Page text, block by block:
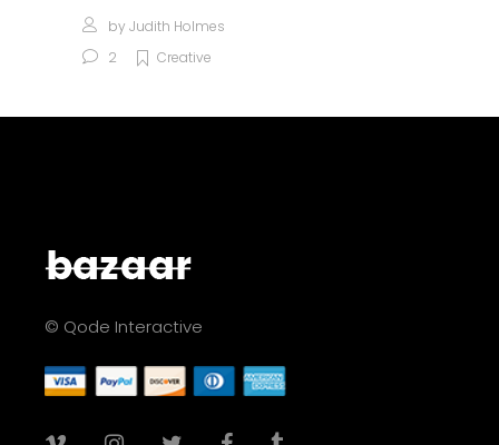
by Judith Holmes
2
Creative
© Qode Interactive